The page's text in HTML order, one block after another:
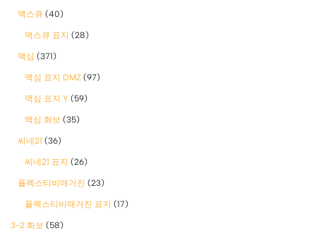
맥스큐 (40)
맥스큐 표지 (28)
맥심 (371)
맥심 표지 DMZ (97)
맥심 표지 Y (59)
맥심 화보 (35)
씨네21 (36)
씨네21 표지 (26)
플렉스티비매거진 (23)
플렉스티비매거진 표지 (17)
3-2 화보 (58)